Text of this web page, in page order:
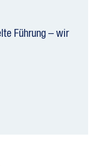
Führung – wir